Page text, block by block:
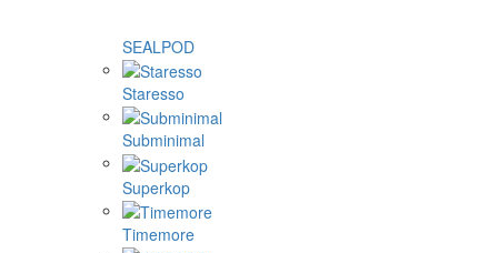
SEALPOD
Staresso
Subminimal
Superkop
Timemore